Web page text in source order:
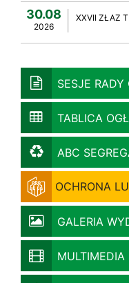
30.08
2026
XXVII ZŁAZ
SESJE RADY
TABLICA
ABC
OCHRONA
GALERIA
MULTIMEDIA